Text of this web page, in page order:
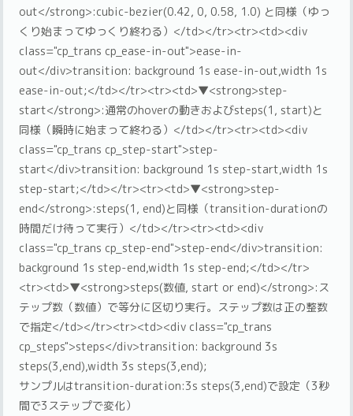
out</strong>:cubic-bezier(0.42, 0, 0.58, 1.0) と同様（ゆっ
くり始まってゆっくり終わる）</td></tr><tr><td><div
class="cp_trans cp_ease-in-out">ease-in-
out</div>transition: background 1s ease-in-out,width 1s
ease-in-out;</td></tr><tr><td>▼<strong>step-
start</strong>:通常のhoverの動きおよびsteps(1, start)と
同様（瞬時に始まって終わる）</td></tr><tr><td><div
class="cp_trans cp_step-start">step-
start</div>transition: background 1s step-start,width 1s
step-start;</td></tr><tr><td>▼<strong>step-
end</strong>:steps(1, end)と同様（transition-durationの
時間だけ待って実行）</td></tr><tr><td><div
class="cp_trans cp_step-end">step-end</div>transition:
background 1s step-end,width 1s step-end;</td></tr>
<tr><td>▼<strong>steps(数値, start or end)</strong>:ス
テップ数（数値）で等分に区切り実行。ステップ数は正の整数
で指定</td></tr><tr><td><div class="cp_trans
cp_steps">steps</div>transition: background 3s
steps(3,end),width 3s steps(3,end);
サンプルはtransition-duration:3s steps(3,end)で設定（3秒
間で3ステップで変化）